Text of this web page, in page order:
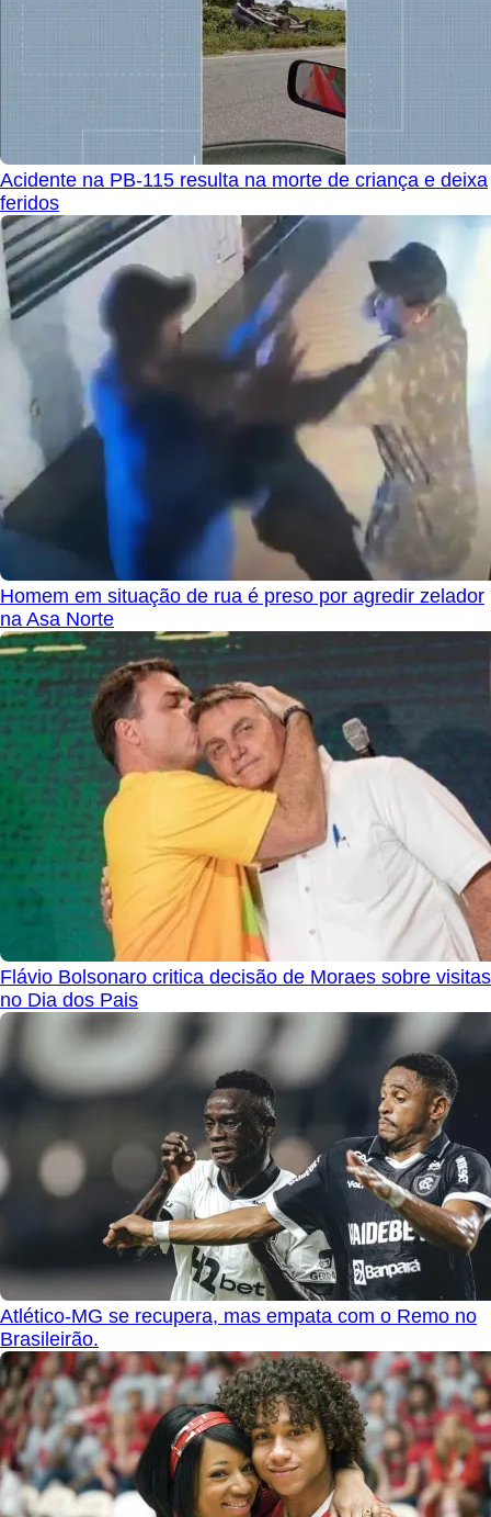
Acidente na PB-115 resulta na morte de criança e deixa
feridos
Homem em situação de rua é preso por agredir zelador
na Asa Norte
Flávio Bolsonaro critica decisão de Moraes sobre visitas
no Dia dos Pais
Atlético-MG se recupera, mas empata com o Remo no
Brasileirão.